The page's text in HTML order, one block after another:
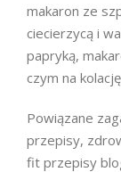
makaron ze
ciecierzycą i
papryką,
czym na
Powiązane
przepisy,
fit przepisy